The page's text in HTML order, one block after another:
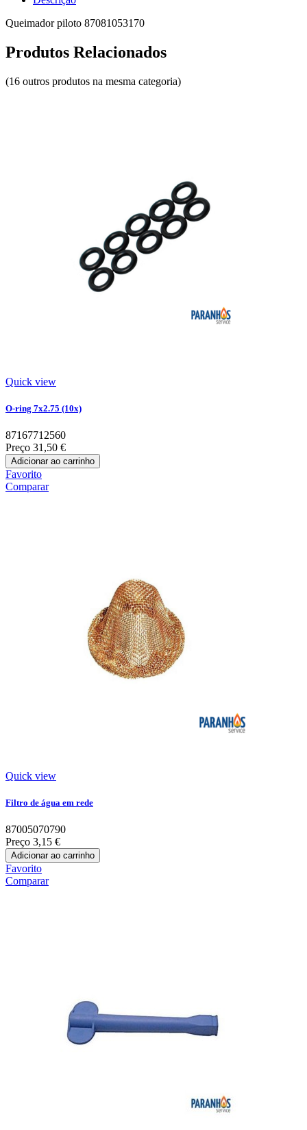
Queimador piloto 87081053170
Produtos Relacionados
(16 outros produtos na mesma categoria)
Quick view
O-ring 7x2.75 (10x)
87167712560
Preço 31,50 €
Adicionar ao carrinho
Favorito
Comparar
Quick view
Filtro de água em rede
87005070790
Preço 3,15 €
Adicionar ao carrinho
Favorito
Comparar